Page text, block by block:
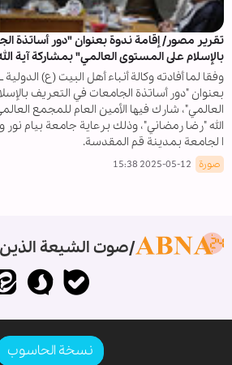
تقرير مصور/ إقامة ندوة بعنوان "دور أساتذة
بالإسلام على المستوى العالمي" بمشاركة آية
وفقا لما أفادته وكالة أنباء أهل البيت (ع) الدولية
بعنوان "دور أساتذة الجامعات في التعريف
العالمي"، شارك فيها الأمين العام للمجمع
الله "رضا رمضاني"، وذلك برعاية جامعة بيام
ا لجامعة بمدينة قم المقدسة.
صورة 2025-05-12 15:38
صوت الشيعة الذين
نسخة الحاسوب